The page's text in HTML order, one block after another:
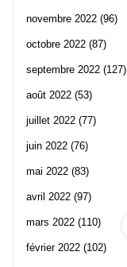
novembre 2022 (96)
octobre 2022 (87)
septembre 2022 (127)
août 2022 (53)
juillet 2022 (77)
juin 2022 (76)
mai 2022 (83)
avril 2022 (97)
mars 2022 (110)
février 2022 (102)